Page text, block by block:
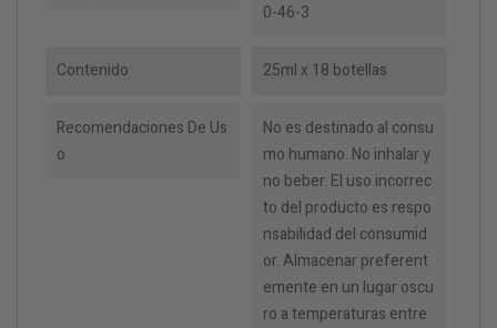
0-46-3
Contenido 25ml x 18 botellas
Recomendaciones De Us
O
No es destinado al consu
mo humano. No inhalar y
no beber. El uso incorrec
to del producto es respo
nsabilidad del consumid
or. Almacenar preferent
emente en un lugar oscu
ro a temperaturas entre